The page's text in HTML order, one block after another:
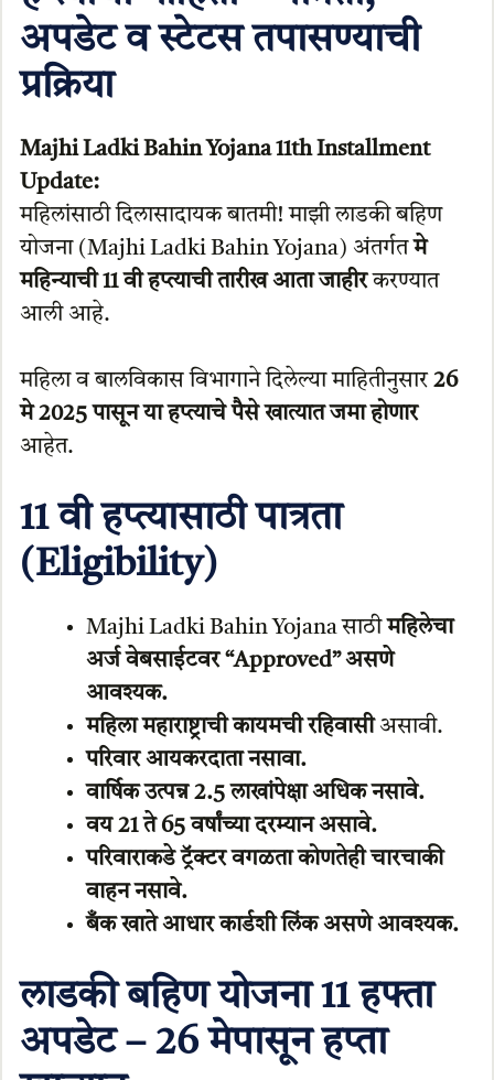
अपडेट व स्टेटस तपासण्याची
प्रक्रिया
Majhi Ladki Bahin Yojana 11th Installment
Update:
महिलांसाठी दिलासादायक बातमी! माझी लाडकी बहिण
योजना (Majhi Ladki Bahin Yojana) अंतर्गतमे
महिन्याची 11 वी हप्त्याची तारीख आता जाहीरकरण्यात
आली आहे.
महिला व बालविकास विभागाने दिलेल्या माहितीनुसार 26
मे 2025 पासून या हप्त्याचे पैसे खात्यात जमा होणार
आहेत.
11 वी हप्त्यासाठी पात्रता
(Eligibility)
Majhi Ladki Bahin Yojana साठीमहिलेचा
अर्ज वेबसाईटवर “Approved” असणे
आवश्यक.
महिला महाराष्ट्राची कायमची रहिवासीअसावी.
परिवार आयकरदाता नसावा.
वार्षिक उत्पन्न 2.5 लाखांपेक्षा अधिक नसावे.
वय 21 ते 65 वर्षांच्या दरम्यान असावे.
परिवाराकडे ट्रॅक्टर वगळता कोणतेही चारचाकी
वाहन नसावे.
बँक खाते आधार कार्डशी लिंक असणे आवश्यक.
लाडकी बहिण योजना 11 हफ्ता
अपडेट – 26 मेपासून हप्ता